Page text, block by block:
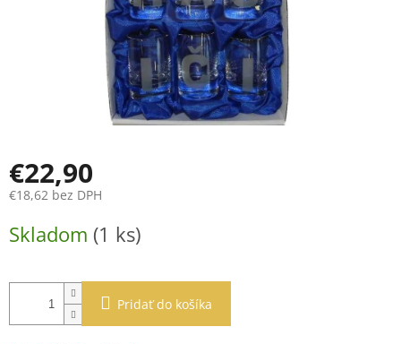
€22,90
€18,62 bez DPH
cena:
Skladom (1 ks)
Pridať do košíka